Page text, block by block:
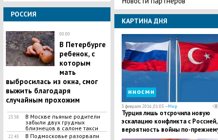
РОССИЯ
00:00
В Петербурге
ребенок, с
которым
мать
выбросилась из окна, смог
выжить благодаря
случайным прохожим
23:58
В Москве пьяные родители
забыли двух грудных
близнецов в салоне такси
22:43
В Подмосковье разорвали
КАРТИНА ДНЯ
иносми
3 февраля 2016, 01:03 —Мир
Турция лишь отсрочила новую
эскалацию конфликта с Россией,
вероятность войны по-
высока